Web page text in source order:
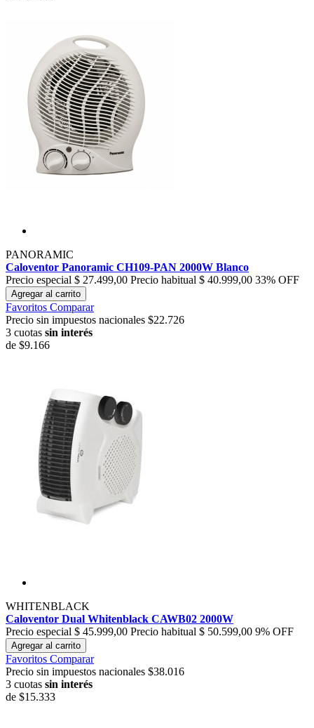
PANORAMIC
Caloventor Panoramic CH109-PAN 2000W Blanco
Precio especial $ 27.499,00 Precio habitual $ 40.999,00 33% OFF
Agregar al carrito
Favoritos Comparar
Precio sin impuestos nacionales $22.726
3 cuotas sin interés
de $9.166
WHITENBLACK
Caloventor Dual Whitenblack CAWB02 2000W
Precio especial $ 45.999,00 Precio habitual $ 50.599,00 9% OFF
Agregar al carrito
Favoritos Comparar
Precio sin impuestos nacionales $38.016
3 cuotas sin interés
de $15.333